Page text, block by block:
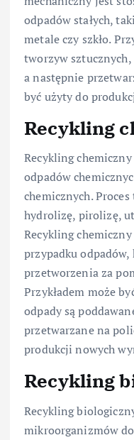
odpadów stałych,
metale czy szkło.
tworzyw
a następnie
być użyty do
Recykling
Recykling
odpadów
chemicznych.
hydrolizę, pirolizę,
Recykling
przypadku
przetworzenia za
Przykładem może
odpady są
przetwarzane na
produkcji nowych
Recykling
Recykling
mikroorganizmów